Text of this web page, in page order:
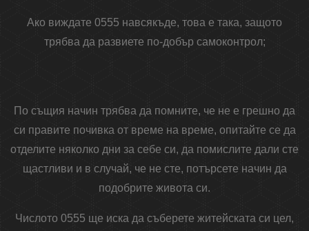
Ако виждате 0555 навсякъде, това е така, защото
трябва да развиете по-добър самоконтрол;
По същия начин трябва да помните, че не е грешно да
си правите почивка от време на време, опитайте се да
отделите няколко дни за себе си, да помислите дали сте
щастливи и в случай, че не сте, потърсете начин да
подобрите живота си.
Числото 0555 ще иска да съберете житейската си цел,